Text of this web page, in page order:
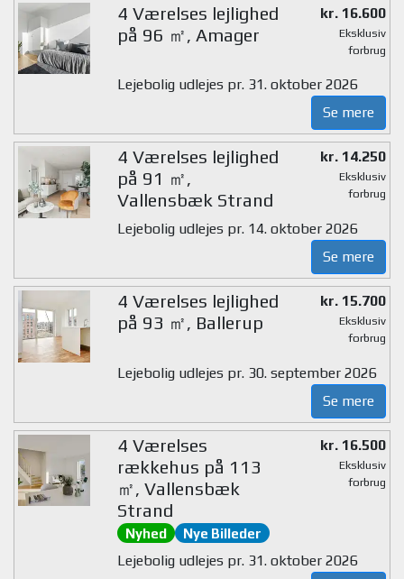
4 Værelses lejlighed
på 96 ㎡, Amager
kr. 16.600
Eksklusiv
forbrug
Lejebolig udlejes pr. 31. oktober 2026
Se mere
4 Værelses lejlighed
på 91 ㎡,
Vallensbæk Strand
kr. 14.250
Eksklusiv
forbrug
Lejebolig udlejes pr. 14. oktober 2026
Se mere
4 Værelses lejlighed
på 93 ㎡, Ballerup
kr. 15.700
Eksklusiv
forbrug
Lejebolig udlejes pr. 30. september 2026
Se mere
4 Værelses
rækkehus på 113
㎡, Vallensbæk
Strand
Nyhed Nye Billeder
kr. 16.500
Eksklusiv
forbrug
Lejebolig udlejes pr. 31. oktober 2026